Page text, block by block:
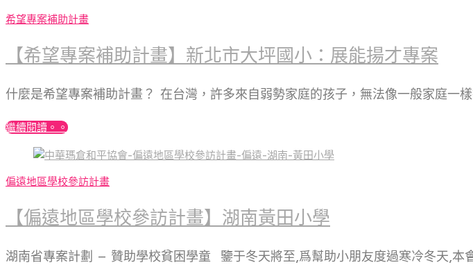
希望專案補助計畫
【希望專案補助計畫】新北市大坪國小：展能揚才專案
什麼是希望專案補助計畫？ 在台灣，許多來自弱勢家庭的孩子，無法像一般家庭一
繼續閱讀。。
偏遠地區學校參訪計畫
【偏遠地區學校參訪計畫】湖南黃田小學
湖南省專案計劃 – 贊助學校貧困學童 鑒于冬天將至,爲幫助小朋友度過寒冷冬天,本